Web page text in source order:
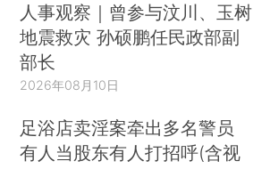
人事观察｜曾参与汶川、玉树
地震救灾 孙硕鹏任民政部副
部长
2026年08月10日
足浴店卖淫案牵出多名警员
有人当股东有人打招呼(含视